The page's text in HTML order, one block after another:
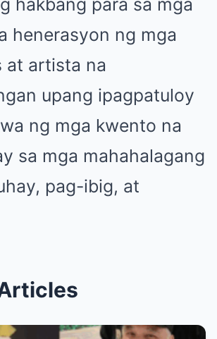
henerasyon ng mga
at artista na
upang ipagpatuloy
ng mga kwento na
sa mga mahahalagang
pag-ibig, at